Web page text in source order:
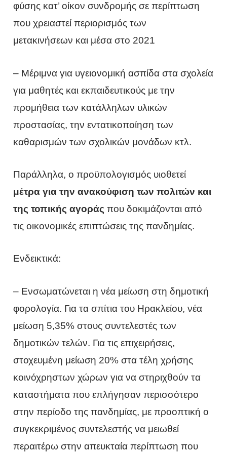
φύσης κατ’ οίκον συνδρομής σε περίπτωση
που χρειαστεί περιορισμός των
μετακινήσεων και μέσα στο 2021
– Μέριμνα για υγειονομική ασπίδα στα σχολεία
για μαθητές και εκπαιδευτικούς με την
προμήθεια των κατάλληλων υλικών
προστασίας, την εντατικοποίηση των
καθαρισμών των σχολικών μονάδων κτλ.
Παράλληλα, ο προϋπολογισμός υιοθετεί
μέτρα για την ανακούφιση των πολιτών και
της τοπικής αγοράς που δοκιμάζονται από
τις οικονομικές επιπτώσεις της πανδημίας.
Ενδεικτικά:
– Ενσωματώνεται η νέα μείωση στη δημοτική
φορολογία. Για τα σπίτια του Ηρακλείου, νέα
μείωση 5,35% στους συντελεστές των
δημοτικών τελών. Για τις επιχειρήσεις,
στοχευμένη μείωση 20% στα τέλη χρήσης
κοινόχρηστων χώρων για να στηριχθούν τα
καταστήματα που επλήγησαν περισσότερο
στην περίοδο της πανδημίας, με προοπτική ο
συγκεκριμένος συντελεστής να μειωθεί
περαιτέρω στην απευκταία περίπτωση που